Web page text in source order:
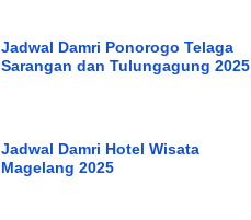
Jadwal Damri Ponorogo Telaga
Sarangan dan Tulungagung 2025
Jadwal Damri Hotel Wisata
Magelang 2025